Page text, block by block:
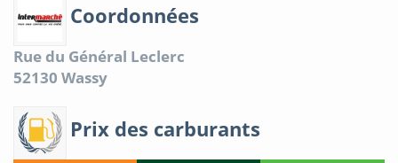
Coordonnées
Rue du Général Leclerc
52130 Wassy
Prix des carburants